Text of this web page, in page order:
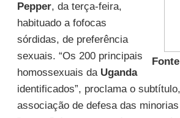
Fonte
Pepper, da terça-feira,
habituado a fofocas
sórdidas, de preferência
sexuais. “Os 200 principais
homossexuais da Uganda
identificados”, proclama o
associação de defesa das